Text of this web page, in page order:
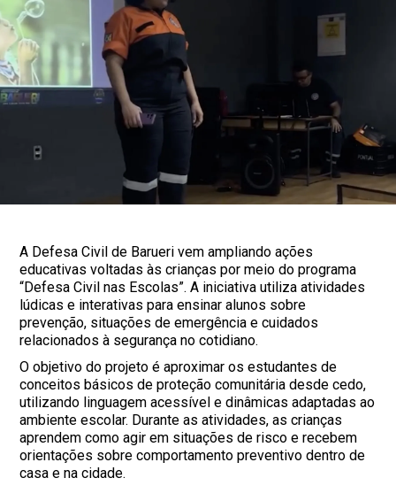
A Defesa Civil de Barueri vem ampliando ações
educativas voltadas às crianças por meio do programa
“Defesa Civil nas Escolas”. A iniciativa utiliza atividades
lúdicas e interativas para ensinar alunos sobre
prevenção, situações de emergência e cuidados
relacionados à segurança no cotidiano.
O objetivo do projeto é aproximar os estudantes de
conceitos básicos de proteção comunitária desde cedo,
utilizando linguagem acessível e dinâmicas adaptadas ao
ambiente escolar. Durante as atividades, as crianças
aprendem como agir em situações de risco e recebem
orientações sobre comportamento preventivo dentro de
casa e na cidade.